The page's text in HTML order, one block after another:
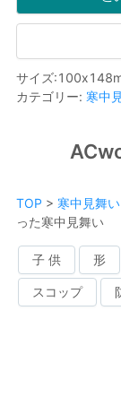
サイズ:100x148
カテゴリー: 寒中
TOP > 寒中見舞い
った寒中見舞い
子 供 形
スコップ